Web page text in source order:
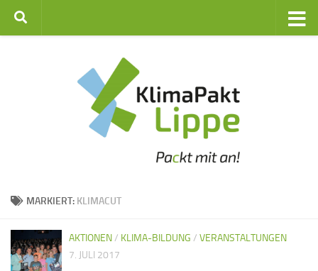
Zum Inhalt springen
MARKIERT: KLIMACUT
AKTIONEN/ KLIMA-BILDUNG / VERANSTALTUNGEN
7. JULI 2017